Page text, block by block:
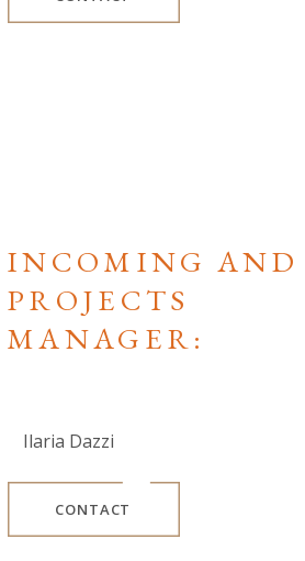
INCOMING AND
PROJECTS
MANAGER:
Ilaria Dazzi
CONTACT